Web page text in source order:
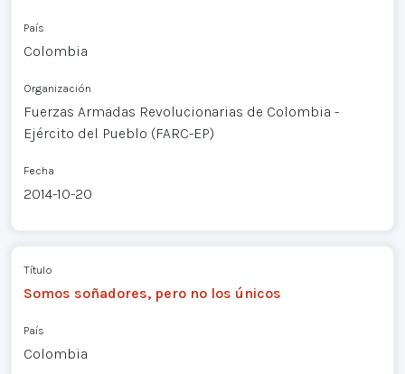
País
Colombia
Organización
Fuerzas Armadas Revolucionarias de Colombia -
Ejército del Pueblo (FARC-EP)
Fecha
2014-10-20
Título
Somos soñadores, pero no los únicos
País
Colombia